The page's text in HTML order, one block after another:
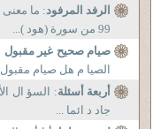
الرفد المرفود: ما معنى
99 من سورة (هود )...
صيام صحيح غير مقبول
الصيا م هل صيام
أربعة أسئلة: السؤ ال
جاد د ائما ...